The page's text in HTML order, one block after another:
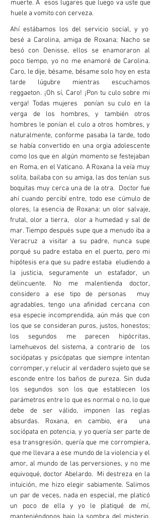
muerte. A esos lugares que luego va uste que
huele a vomito con cerveza.
Ahí estábamos los del servicio social, y yo
besé a Carolina, amiga de Roxana; Nacho se
besó con Denisse, ellos se enamoraron al
poco tiempo, yo no me enamoré de Carolina.
Caro, le dije, bésame, bésame solo hoy en esta
tarde lúgubre mientras escuchamos
reggaeton. ¡Oh sí, Caro! ¡Pon tu culo sobre mi
verga! Todas mujeres ponían su culo en la
verga de los hombres, y también otros
hombres le ponían el culo a otros hombres, y
naturalmente, conforme pasaba la tarde, todo
se había convertido en una orgia adolescente
como los que en algún momento se festejaban
en Roma, en el Vaticano. A Roxana la veía muy
solita, bailaba con su amiga, las dos tenían sus
boquitas muy cerca una de la otra. Doctor fue
ahí cuando percibí entre, todo ese cúmulo de
olores, la esencia de Roxana: un olor salvaje,
frutal, olor a tierra, olor a humedad y sal de
mar. Tiempo después supe que a menudo iba a
Veracruz a visitar a su padre, nunca supe
porqué su padre estaba en el puerto, pero mi
hipótesis era que su padre estaba eludiendo a
la justicia, seguramente un estafador, un
delincuente. No me malentienda doctor,
considero a ese tipo de personas muy
agradables, tengo una afinidad cercana con
esa especie incomprendida, aún más que con
los que se consideran puros, justos, honestos;
los segundos me parecen hipócritas,
lamehuevos del sistema, a contrario de los
sociópatas y psicópatas que siempre intentan
corromper, y relucir al verdadero sujeto que se
esconde entre los baños de pureza. Sin duda
los segundos son los que establecen los
parámetros entre lo que es normal o no, lo que
debe de ser válido, imponen las reglas
absurdas. Roxana, en cambio, era una
sociópata en potencia, y yo quería ser parte de
esa transgresión, quería que me corrompiera,
que me llevara a ese mundo de la violencia y el
amor, al mundo de las perversiones, y no me
equivoqué, doctor Abelardo. Mi destreza en la
intuición, me hizo elegir sabiamente. Salimos
un par de veces, nada en especial, me platicó
un poco de ella y yo le platiqué de mí,